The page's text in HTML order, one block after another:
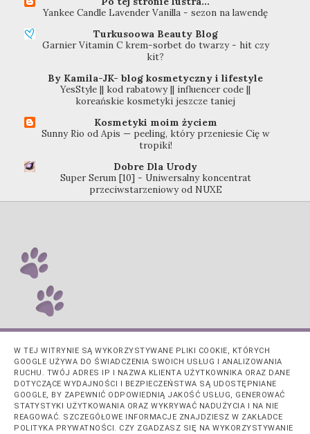
Yankee Candle Lavender Vanilla - sezon na lawendę
Turkusoowa Beauty Blog
Garnier Vitamin C krem-sorbet do twarzy - hit czy
kit?
By Kamila-JK- blog kosmetyczny i lifestyle
YesStyle || kod rabatowy || influencer code ||
koreańskie kosmetyki jeszcze taniej
Kosmetyki moim życiem
Sunny Rio od Apis — peeling, który przeniesie Cię w
tropiki!
Dobre Dla Urody
Super Serum [10] - Uniwersalny koncentrat
przeciwstarzeniowy od NUXE
W TEJ WITRYNIE SĄ WYKORZYSTYWANE PLIKI COOKIE, KTÓRYCH
GOOGLE UŻYWA DO ŚWIADCZENIA SWOICH USŁUG I ANALIZOWANIA
RUCHU. TWÓJ ADRES IP I NAZWA KLIENTA UŻYTKOWNIKA ORAZ DANE
DOTYCZĄCE WYDAJNOŚCI I BEZPIECZEŃSTWA SĄ UDOSTĘPNIANE
GOOGLE, BY ZAPEWNIĆ ODPOWIEDNIĄ JAKOŚĆ USŁUG, GENEROWAĆ
STATYSTYKI UŻYTKOWANIA ORAZ WYKRYWAĆ NADUŻYCIA I NA NIE
REAGOWAĆ. SZCZEGÓŁOWE INFORMACJE ZNAJDZIESZ W ZAKŁADCE
POLITYKA PRYWATNOŚCI. CZY ZGADZASZ SIĘ NA WYKORZYSTYWANIE